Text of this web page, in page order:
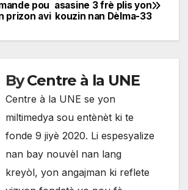
asasine 3 frè plis yon
kouzin nan Dèlma-33
pou
prizon avi
ByCentre à la UNE
Centre à la UNE se yon
miltimedya sou entènèt ki te
fonde 9 jiyè 2020. Li espesyalize
nan bay nouvèl nan lang
kreyòl, yon angajman ki reflete